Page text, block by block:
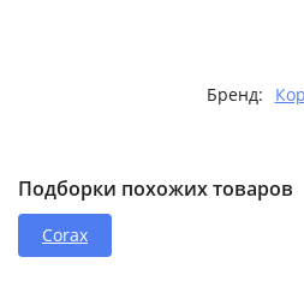
Бренд:
Подборки похожих товаров
Corax